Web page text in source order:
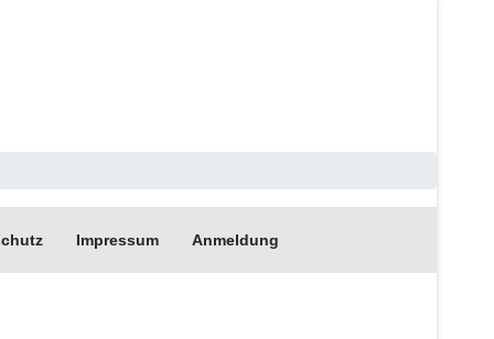
Impressum Anmeldung